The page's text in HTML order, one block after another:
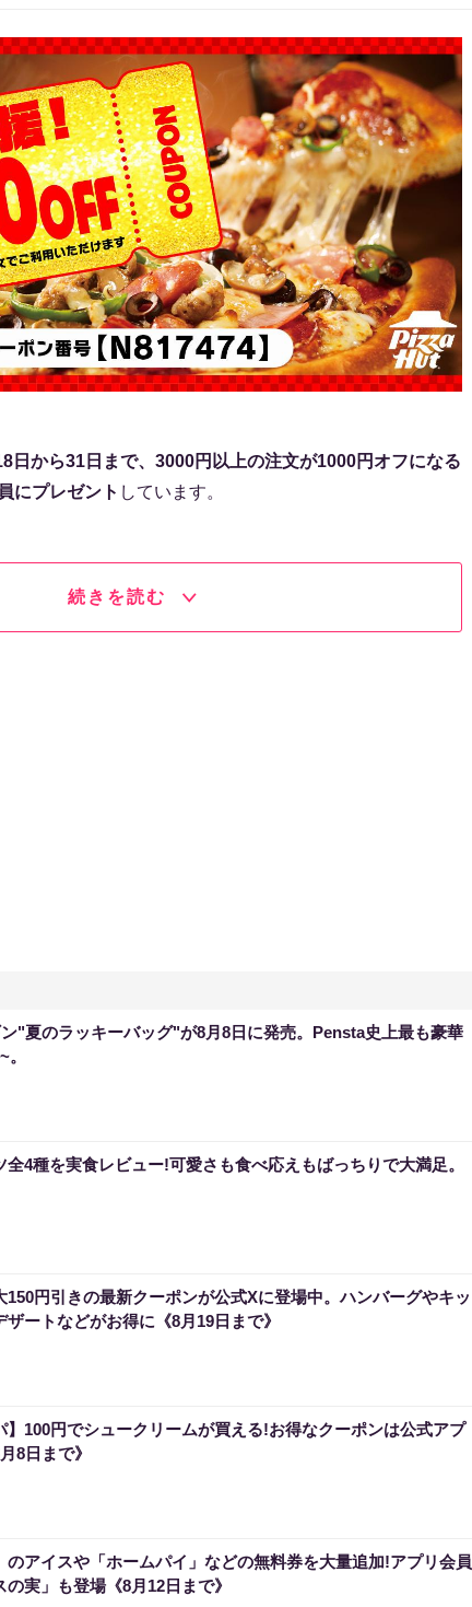
日から31日まで、3000円以上の注文が1000円オフになる
にプレゼント しています。
続きを読む
"夏のラッキーバッグ"が8月8日に発売。Pensta史上最も豪華
全4種を実食レビュー!可愛さも食べ応えもばっちりで大満足。
150円引きの最新クーポンが公式Xに登場中。ハンバーグやキッ
ザートなどがお得に《8月19日まで》
】100円でシュークリームが買える!お得なクーポンは公式アプ
8日まで》
のアイスや「ホームパイ」などの無料券を大量追加!アプリ会員
の実」も登場《8月12日まで》